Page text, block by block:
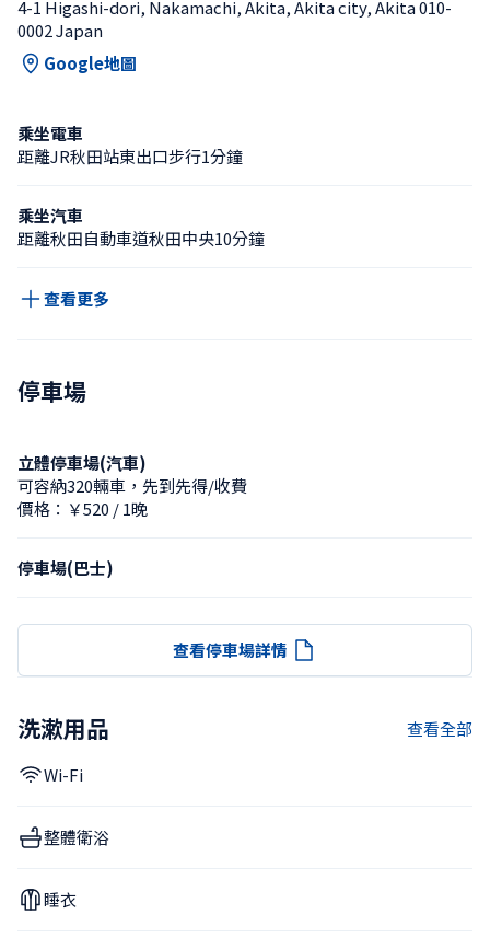
4-1 Higashi-dori, Nakamachi, Akita, Akita city, Akita 010-
0002 Japan
Google地圖
乘坐電車
距離JR秋田站東出口步行1分鐘
乘坐汽車
距離秋田自動車道秋田中央10分鐘
查看更多
停車場
立體停車場(汽車)
可容納320輛車，先到先得/收費
價格：￥520 / 1晚
停車場(巴士)
查看停車場詳情
洗漱用品 查看全部
Wi-Fi
整體衛浴
睡衣